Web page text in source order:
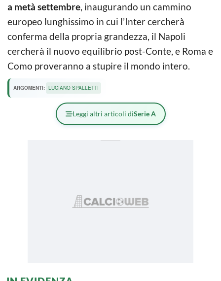
a metà settembre, inaugurando un cammino
europeo lunghissimo in cui l’Inter cercherà
conferma della propria grandezza, il Napoli
cercherà il nuovo equilibrio post-Conte, e Roma e
Como proveranno a stupire il mondo intero.
ARGOMENTI: LUCIANO SPALLETTI
Leggi altri articoli diSerie A